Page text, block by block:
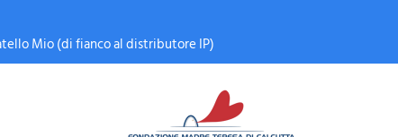
Mio (di fianco al distributore IP)